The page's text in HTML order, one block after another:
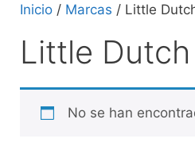
Inicio / Marcas / Little
Little Dutch
No se han